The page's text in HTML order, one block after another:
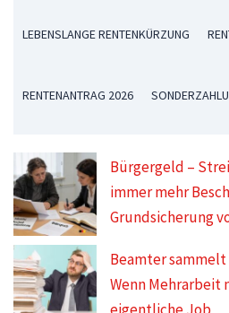
LEBENSLANGE RENTENKÜRZUNG
RENTENANTRAG 2026
Bürgergeld –
immer mehr
Grundsicherung
Beamter
Wenn Mehrarbeit